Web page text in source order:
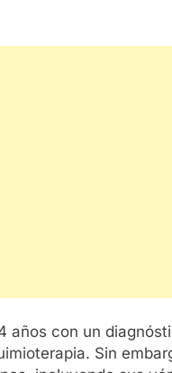
años con un
Sin